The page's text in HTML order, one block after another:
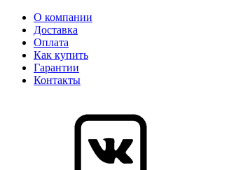
О компании
Доставка
Оплата
Как купить
Гарантии
Контакты